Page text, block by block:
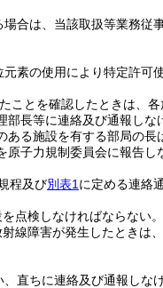
合は、当該取扱等業務従
素の使用により特定許可
ことを確認したときは、
長等に連絡及び通報しな
る施設を有する部局の長
子力規制委員会に報告し
程及び別表1 に定める連絡
点検しなければならない。
線障害が発生したときは
直ちに連絡及び通報しな